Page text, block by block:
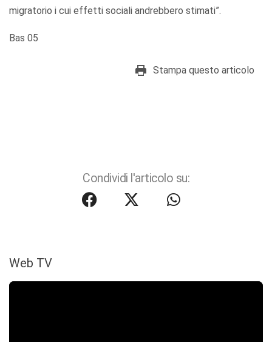
migratorio i cui effetti sociali andrebbero stimati”.
Bas 05
Stampa questo articolo
Condividi l'articolo su:
Web TV